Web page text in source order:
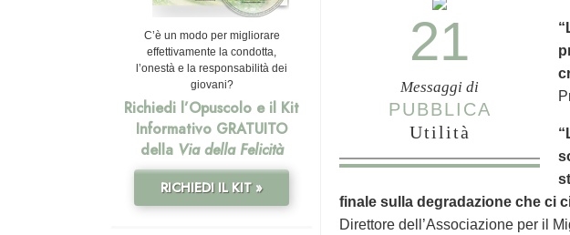
21
Messaggi di
PUBBLICA
Utilità
finale sulla degradazione che ci
Direttore dell’Associazione per il
C’è un modo per migliorare
effettivamente la condotta,
l’onestà e la responsabilità dei
giovani?
Richiedi l’Opuscolo e il Kit
Informativo GRATUITO
della Via della Felicità
RICHIEDI IL KIT »